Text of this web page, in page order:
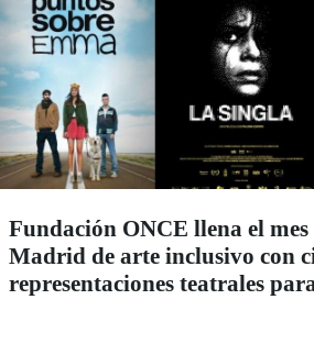
Fundación ONCE llena el
Madrid de arte inclusivo con
representaciones teatrales